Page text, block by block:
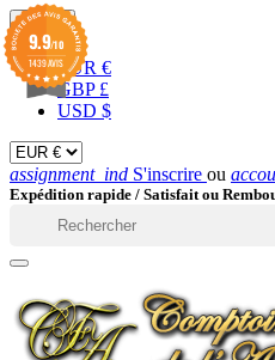
EUR 
EUR €
GBP £
USD $
assignment_ind S'inscrire ou
Expédition rapide / Satisfait ou
9.9/10
1439 AVIS